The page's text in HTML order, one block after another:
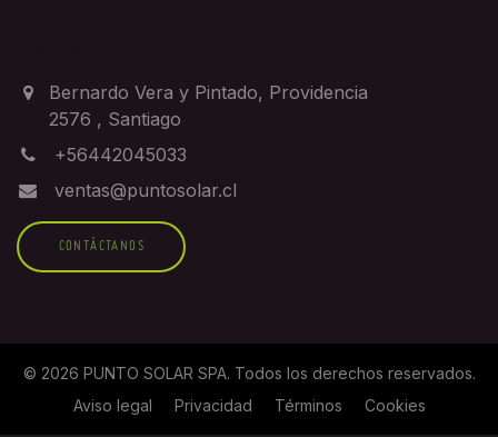
Bernardo Vera y Pintado, Providencia
2576 , Santiago
+56442045033
ventas@puntosolar.cl
CONTÁCTANOS
© 2026 PUNTO SOLAR SPA. Todos los derechos reservados.
Aviso legal
Privacidad Términos Cookies